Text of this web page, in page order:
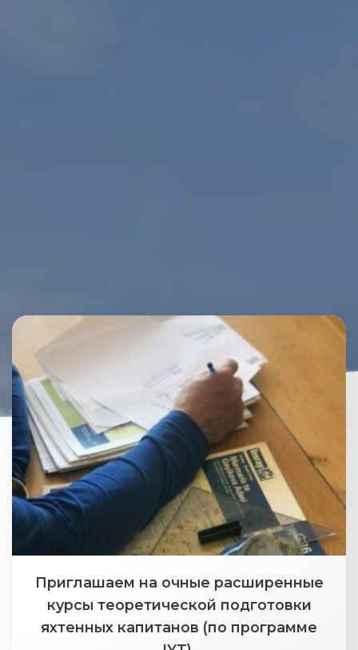
POSTS IN SKIPPER
Приглашаем на очные расширенные
курсы теоретической подготовки
яхтенных капитанов (по программе